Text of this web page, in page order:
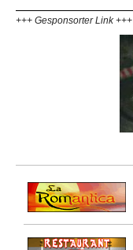
+++ Gesponsorter Link +++